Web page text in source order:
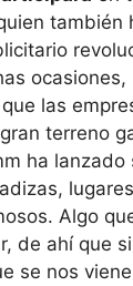
también
las
terreno
ha lanzado
Algo
de ahí que
se nos